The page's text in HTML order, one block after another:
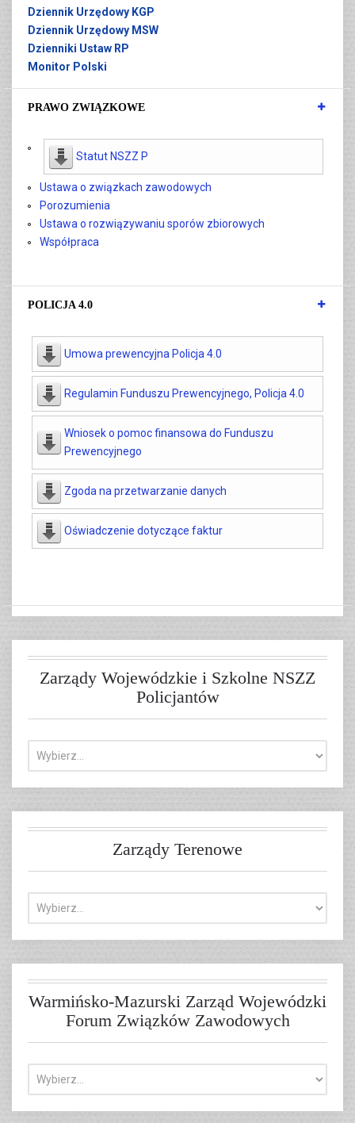
Dziennik Urzędowy KGP
Dziennik Urzędowy MSW
Dzienniki Ustaw RP
Monitor Polski
PRAWO ZWIĄZKOWE
Statut NSZZ P
Ustawa o związkach zawodowych
Porozumienia
Ustawa o rozwiązywaniu sporów zbiorowych
Współpraca
POLICJA 4.0
Umowa prewencyjna Policja 4.0
Regulamin Funduszu Prewencyjnego, Policja 4.0
Wniosek o pomoc finansowa do Funduszu
Prewencyjnego
Zgoda na przetwarzanie danych
Oświadczenie dotyczące faktur
Zarządy Wojewódzkie i Szkolne NSZZ
Policjantów
Zarządy Terenowe
Warmińsko-Mazurski Zarząd Wojewódzki
Forum Związków Zawodowych